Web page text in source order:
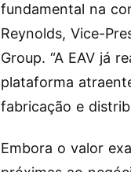
fundamental na
Reynolds, Vice-
Group. “A EAV já
plataforma
fabricação e
Embora o valor